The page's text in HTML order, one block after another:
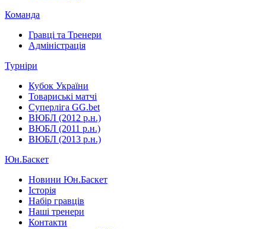
Команда
Гравці та Тренери
Адміністрація
Турніри
Кубок України
Товариські матчі
Суперліга GG.bet
ВЮБЛ (2012 р.н.)
ВЮБЛ (2011 р.н.)
ВЮБЛ (2013 р.н.)
Юн.Баскет
Новини Юн.Баскет
Історія
Набір гравців
Наші тренери
Контакти